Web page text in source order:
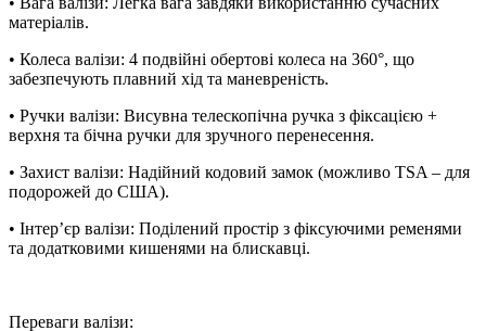
матеріалів.
• Колеса валізи: 4 подвійні обертові колеса на 360°, що
забезпечують плавний хід та маневреність.
• Ручки валізи: Висувна телескопічна ручка з фіксацією +
верхня та бічна ручки для зручного перенесення.
• Захист валізи: Надійний кодовий замок (можливо TSA – для
подорожей до США).
• Інтер’єр валізи: Поділений простір з фіксуючими ременями
та додатковими кишенями на блискавці.
Переваги валізи: